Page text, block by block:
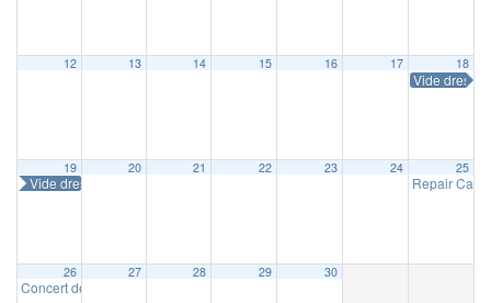
12 13 14 15 16 17 18
Vide
19
Vide dressing
20 21 22 23 24 25
Repair Café
26
Concert de la Concorde
27 28 29 30